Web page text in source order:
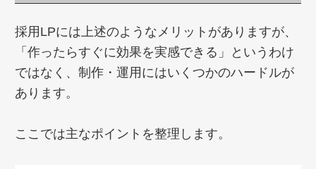
採用LPには上述のようなメリットがありますが、
「作ったらすぐに効果を実感できる」というわけ
ではなく、制作・運用にはいくつかのハードルが
あります。
ここでは主なポイントを整理します。